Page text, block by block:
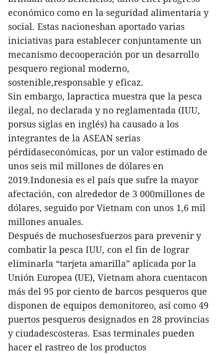
económico como en la seguridad alimentaria y
social. Estas nacioneshan aportado varias
iniciativas para establecer conjuntamente un
mecanismo decooperación por un desarrollo
pesquero regional moderno,
sostenible,responsable y eficaz.
Sin embargo, lapractica muestra que la pesca
ilegal, no declarada y no reglamentada (IUU,
porsus siglas en inglés) ha causado a los
integrantes de la ASEAN serias
pérdidaseconómicas, por un valor estimado de
unos seis mil millones de dólares en
2019.Indonesia es el país que sufre la mayor
afectación, con alrededor de 3 000millones de
dólares, seguido por Vietnam con unos 1,6 mil
millones anuales.
Después de muchosesfuerzos para prevenir y
combatir la pesca IUU, con el fin de lograr
eliminarla “tarjeta amarilla” aplicada por la
Unión Europea (UE), Vietnam ahora cuentacon
más del 95 por ciento de barcos pesqueros que
disponen de equipos demonitoreo, así como 49
puertos pesqueros designados en 28 provincias
y ciudadescosteras. Esas terminales pueden
hacer el rastreo de los productos